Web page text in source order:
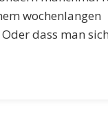
wochenlangen
dass man